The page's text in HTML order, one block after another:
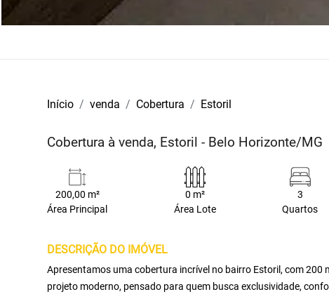
Início venda Cobertura Estoril
Cobertura à venda, Estoril - Belo Horizonte/MG
200,00 m²
Área Principal
0 m²
Área Lote
3
Quartos
DESCRIÇÃO DO IMÓVEL
Apresentamos uma cobertura incrível no bairro Estoril, com
projeto moderno, pensado para quem busca exclusividade,